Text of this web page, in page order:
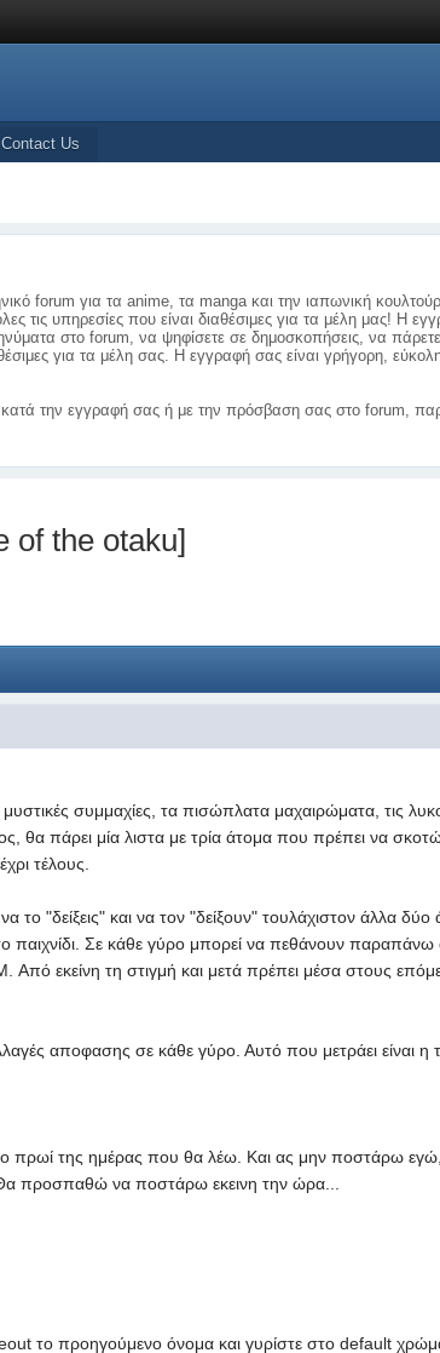
Contact Us
forum για τα anime, τα manga και την ιαπωνική
τις υπηρεσίες που είναι διαθέσιμες για τα μέλη μας! Η
στο forum, να ψηφίσετε σε δημοσκοπήσεις, να
για τα μέλη σας. Η εγγραφή σας είναι γρήγορη,
την εγγραφή σας ή με την πρόσβαση σας στο forum,
of the otaku]
μυστικές συμμαχίες, τα πισώπλατα μαχαιρώματα, τις
θα πάρει μία λιστα με τρία άτομα που πρέπει να
τέλους.
το "δείξεις" και να τον "δείξουν" τουλάχιστον άλλα
παιχνίδι. Σε κάθε γύρο μπορεί να πεθάνουν
Από εκείνη τη στιγμή και μετά πρέπει μέσα στους
αποφασης σε κάθε γύρο. Αυτό που μετράει είναι η
πρωί της ημέρας που θα λέω. Και ας μην ποστάρω
προσπαθώ να ποστάρω εκεινη την ώρα...
το προηγούμενο όνομα και γυρίστε στο default